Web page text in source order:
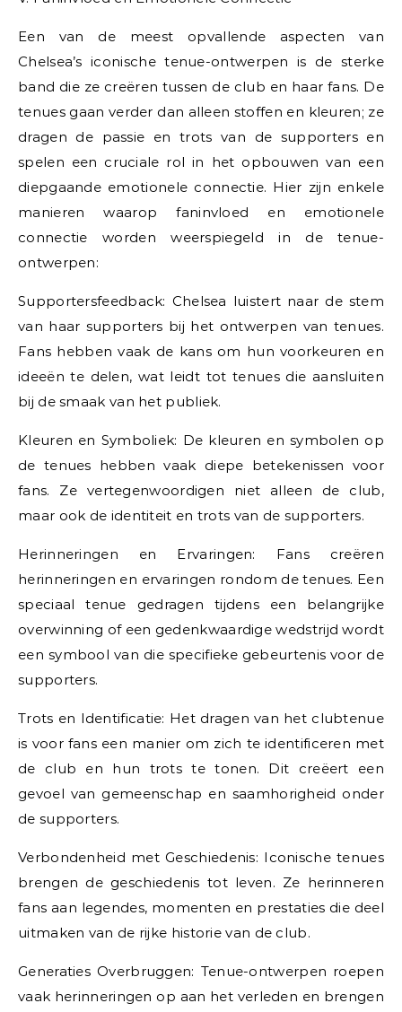
Een van de meest opvallende aspecten van
Chelsea’s iconische tenue-ontwerpen is de sterke
band die ze creëren tussen de club en haar fans. De
tenues gaan verder dan alleen stoffen en kleuren; ze
dragen de passie en trots van de supporters en
spelen een cruciale rol in het opbouwen van een
diepgaande emotionele connectie. Hier zijn enkele
manieren waarop faninvloed en emotionele
connectie worden weerspiegeld in de tenue-
ontwerpen:
Supportersfeedback: Chelsea luistert naar de stem
van haar supporters bij het ontwerpen van tenues.
Fans hebben vaak de kans om hun voorkeuren en
ideeën te delen, wat leidt tot tenues die aansluiten
bij de smaak van het publiek.
Kleuren en Symboliek: De kleuren en symbolen op
de tenues hebben vaak diepe betekenissen voor
fans. Ze vertegenwoordigen niet alleen de club,
maar ook de identiteit en trots van de supporters.
Herinneringen en Ervaringen: Fans creëren
herinneringen en ervaringen rondom de tenues. Een
speciaal tenue gedragen tijdens een belangrijke
overwinning of een gedenkwaardige wedstrijd wordt
een symbool van die specifieke gebeurtenis voor de
supporters.
Trots en Identificatie: Het dragen van het clubtenue
is voor fans een manier om zich te identificeren met
de club en hun trots te tonen. Dit creëert een
gevoel van gemeenschap en saamhorigheid onder
de supporters.
Verbondenheid met Geschiedenis: Iconische tenues
brengen de geschiedenis tot leven. Ze herinneren
fans aan legendes, momenten en prestaties die deel
uitmaken van de rijke historie van de club.
Generaties Overbruggen: Tenue-ontwerpen roepen
vaak herinneringen op aan het verleden en brengen